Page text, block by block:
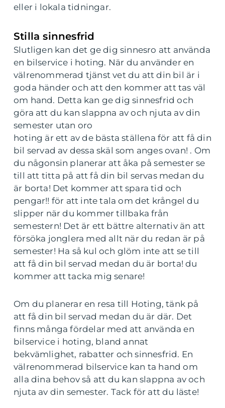
eller i lokala tidningar.
Stilla sinnesfrid
Slutligen kan det ge dig sinnesro att använda
en bilservice i hoting. När du använder en
välrenommerad tjänst vet du att din bil är i
goda händer och att den kommer att tas väl
om hand. Detta kan ge dig sinnesfrid och
göra att du kan slappna av och njuta av din
semester utan oro
hoting är ett av de bästa ställena för att få din
bil servad av dessa skäl som anges ovan! . Om
du någonsin planerar att åka på semester se
till att titta på att få din bil servas medan du
är borta! Det kommer att spara tid och
pengar!! för att inte tala om det krångel du
slipper när du kommer tillbaka från
semestern! Det är ett bättre alternativ än att
försöka jonglera med allt när du redan är på
semester! Ha så kul och glöm inte att se till
att få din bil servad medan du är borta! du
kommer att tacka mig senare!
Om du planerar en resa till Hoting, tänk på
att få din bil servad medan du är där. Det
finns många fördelar med att använda en
bilservice i hoting, bland annat
bekvämlighet, rabatter och sinnesfrid. En
välrenommerad bilservice kan ta hand om
alla dina behov så att du kan slappna av och
njuta av din semester. Tack för att du läste!